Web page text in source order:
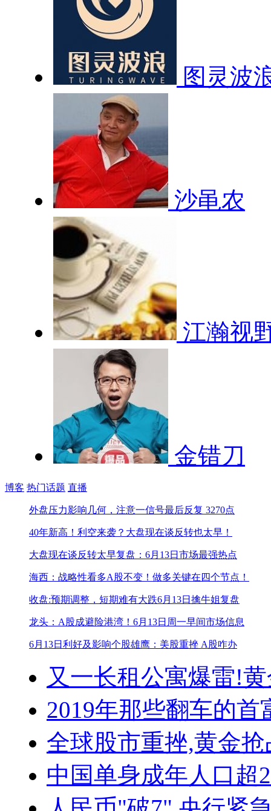
图灵波
沙黾农
江瀚视
金错刀
博客 热门话题 直播
外盘压力影响几何，注意一信号最后反复 3270点
40年新高！利空来袭？ 大盘现在谈反转也太早！
大盘现在谈反转太早复盘：6月13日市场最强热点
海西：战略性看多A股不变！ 做多关键在四个节点！
收盘:预期调整，短期难有大跌6月13日擒牛姐复盘
龙头：A股成避险港湾！ 6月13日周一早间市场信息
6月13日利好及影响个股雄鹰：美股重挫 A股咋办
又一长租公寓爆雷!
2019年那些翻车的首
全球股市重挫,黄金抢
中国单身成年人口超